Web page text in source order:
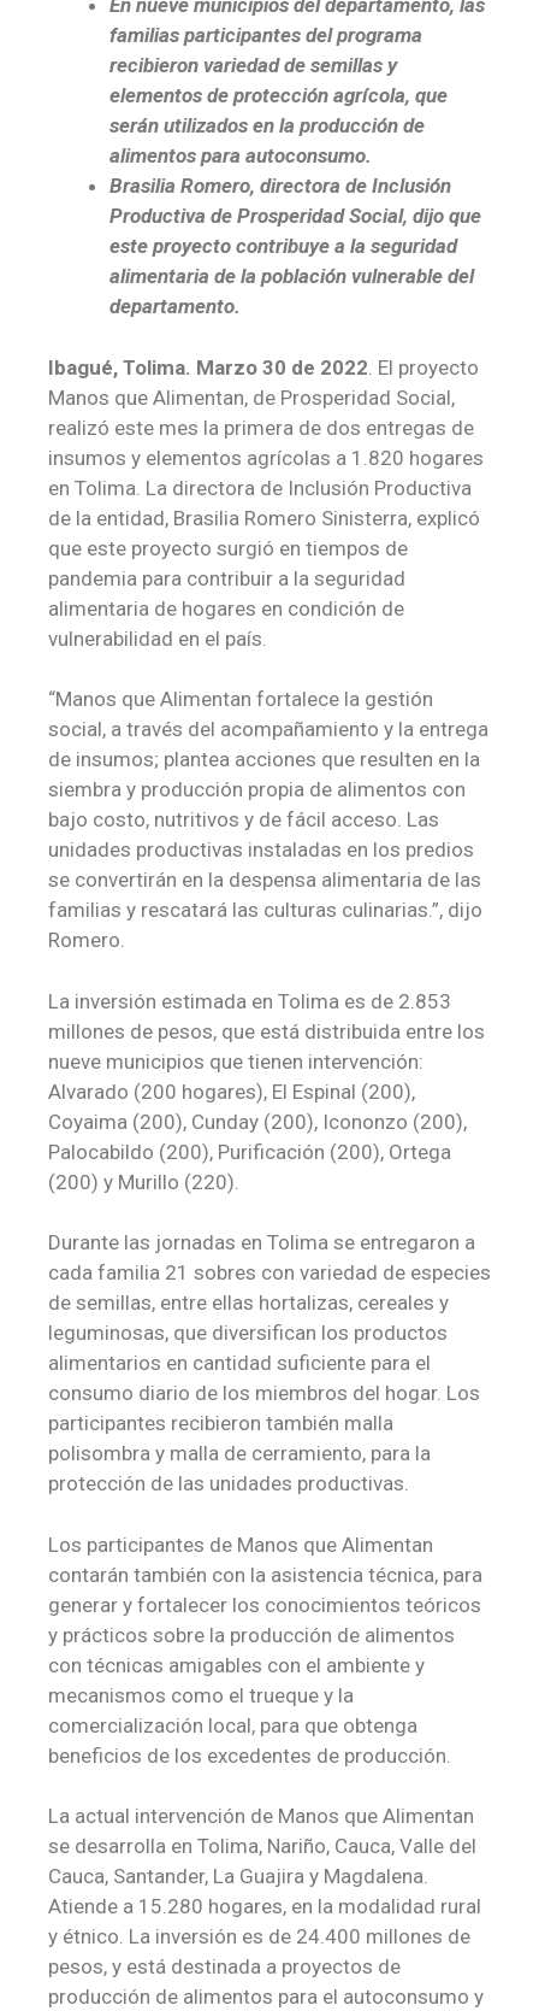
En nueve municipios del departamento, las
familias participantes del programa
recibieron variedad de semillas y
elementos de protección agrícola, que
serán utilizados en la producción de
alimentos para autoconsumo.
Brasilia Romero, directora de Inclusión
Productiva de Prosperidad Social, dijo que
este proyecto contribuye a la seguridad
alimentaria de la población vulnerable del
departamento.
Ibagué, Tolima. Marzo 30 de 2022 . El proyecto
Manos que Alimentan, de Prosperidad Social,
realizó este mes la primera de dos entregas de
insumos y elementos agrícolas a 1.820 hogares
en Tolima. La directora de Inclusión Productiva
de la entidad, Brasilia Romero Sinisterra, explicó
que este proyecto surgió en tiempos de
pandemia para contribuir a la seguridad
alimentaria de hogares en condición de
vulnerabilidad en el país.
“Manos que Alimentan fortalece la gestión
social, a través del acompañamiento y la entrega
de insumos; plantea acciones que resulten en la
siembra y producción propia de alimentos con
bajo costo, nutritivos y de fácil acceso. Las
unidades productivas instaladas en los predios
se convertirán en la despensa alimentaria de las
familias y rescatará las culturas culinarias.”, dijo
Romero.
La inversión estimada en Tolima es de 2.853
millones de pesos, que está distribuida entre los
nueve municipios que tienen intervención:
Alvarado (200 hogares), El Espinal (200),
Coyaima (200), Cunday (200), Icononzo (200),
Palocabildo (200), Purificación (200), Ortega
(200) y Murillo (220).
Durante las jornadas en Tolima se entregaron a
cada familia 21 sobres con variedad de especies
de semillas, entre ellas hortalizas, cereales y
leguminosas, que diversifican los productos
alimentarios en cantidad suficiente para el
consumo diario de los miembros del hogar. Los
participantes recibieron también malla
polisombra y malla de cerramiento, para la
protección de las unidades productivas.
Los participantes de Manos que Alimentan
contarán también con la asistencia técnica, para
generar y fortalecer los conocimientos teóricos
y prácticos sobre la producción de alimentos
con técnicas amigables con el ambiente y
mecanismos como el trueque y la
comercialización local, para que obtenga
beneficios de los excedentes de producción.
La actual intervención de Manos que Alimentan
se desarrolla en Tolima, Nariño, Cauca, Valle del
Cauca, Santander, La Guajira y Magdalena.
Atiende a 15.280 hogares, en la modalidad rural
y étnico. La inversión es de 24.400 millones de
pesos, y está destinada a proyectos de
producción de alimentos para el autoconsumo y